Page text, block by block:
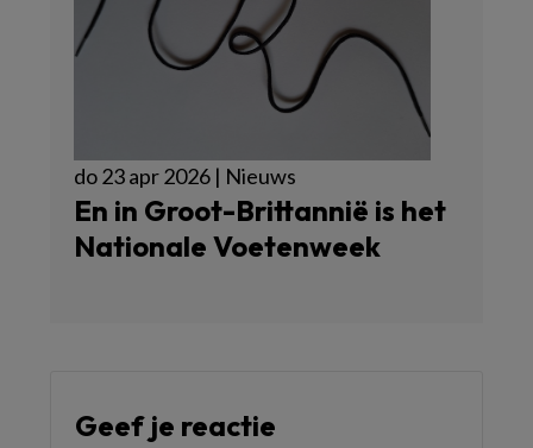
do 23 apr 2026 | Nieuws
En in Groot-Brittannië is het
Nationale Voetenweek
Geef je reactie